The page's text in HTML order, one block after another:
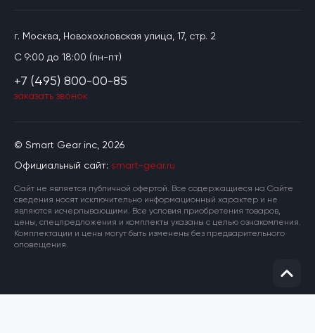
© Smart Gear inc, 2026
Официальный сайт: smart-gear.ru
Cайт не является публичной офертой. Все содержащиеся на Сайте
сведения носят исключительно информационный характер и не
являются исчерпывающими. Все условия приобретения товаров,
цены, спецпредложения и комплекты указаны с целью ознакомления.
Комплектации и цены могут быть изменены без предварительного
оповещения.
г. Москва, Новохохловская улица, 17, стр. 2
C 9:00 до 18:00 (пн-пт)
+7 (495) 800-00-85
заказать звонок